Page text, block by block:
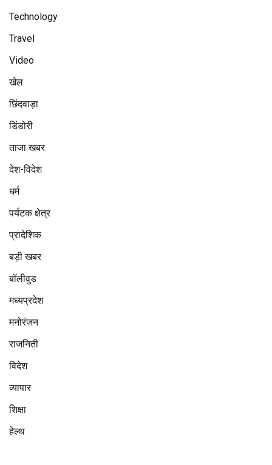
Technology
Travel
Video
खेल
छिंदवाड़ा
डिंडोरी
ताजा खबर
देश-विदेश
धर्म
पर्यटक क्षेत्र
प्रादेशिक
बड़ी खबर
बॉलीवुड
मध्यप्रदेश
मनोरंजन
राजनिती
विदेश
व्यापार
शिक्षा
हेल्थ